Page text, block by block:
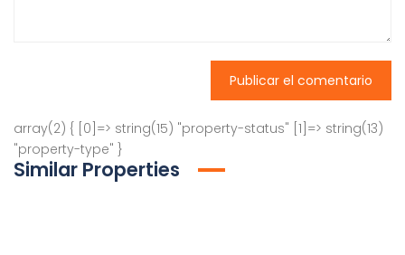
array(2) { [0]=> string(15) "property-status" [1]=> string(13)
"property-type" }
Similar Properties